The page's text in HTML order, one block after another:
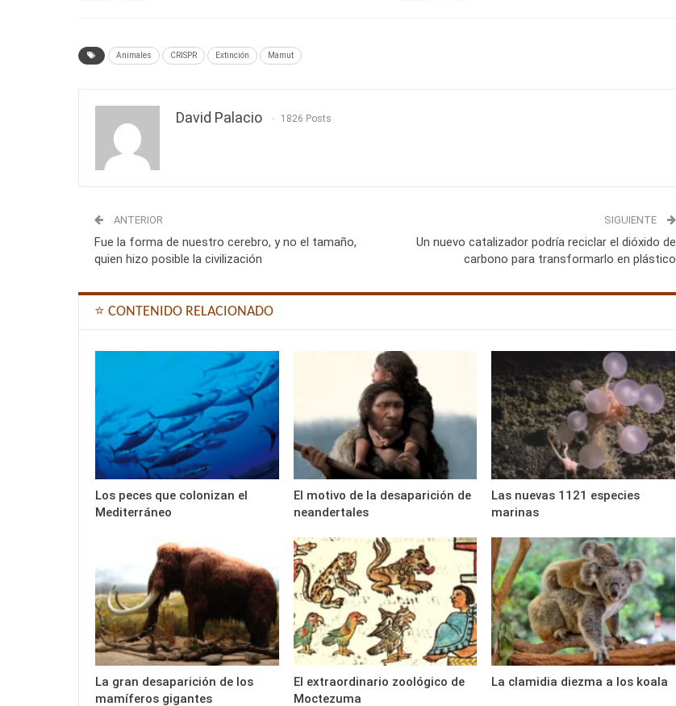
Animales CRISPR Extinción Mamut
David Palacio 1826 Posts
ANTERIOR
Fue la forma de nuestro cerebro, y no el tamaño,
quien hizo posible la civilización
SIGUIENTE
Un nuevo catalizador podría reciclar el dióxido de
carbono para transformarlo en plástico
⭐ CONTENIDO RELACIONADO
Los peces que colonizan el
Mediterráneo
El motivo de la desaparición de
neandertales
Las nuevas 1121 especies
marinas
La gran desaparición de los
mamíferos gigantes
El extraordinario zoológico de
Moctezuma
La clamidia diezma a los koala